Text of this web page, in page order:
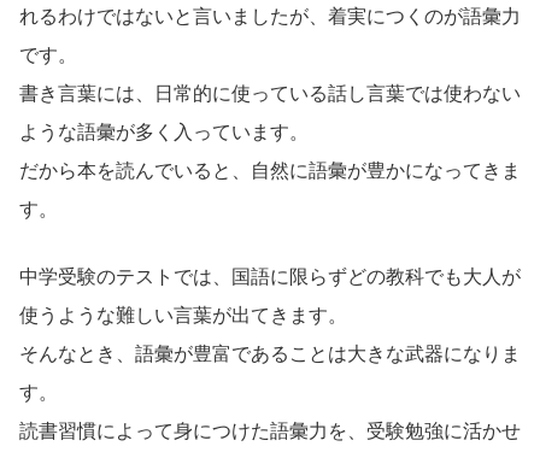
れるわけではないと言いましたが、着実につくのが語彙力
です。
書き言葉には、日常的に使っている話し言葉では使わない
ような語彙が多く入っています。
だから本を読んでいると、自然に語彙が豊かになってきま
す。
中学受験のテストでは、国語に限らずどの教科でも大人が
使うような難しい言葉が出てきます。
そんなとき、語彙が豊富であることは大きな武器になりま
す。
読書習慣によって身につけた語彙力を、受験勉強に活かせ